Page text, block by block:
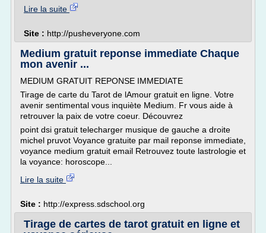
Lire la suite
Site : http://pusheveryone.com
Medium gratuit reponse immediate Chaque
mon avenir ...
MEDIUM GRATUIT REPONSE IMMEDIATE
Tirage de carte du Tarot de lAmour gratuit en ligne. Votre
avenir sentimental vous inquiète Medium. Fr vous aide à
retrouver la paix de votre coeur. Découvrez
point dsi gratuit telecharger musique de gauche a droite
michel pruvot Voyance gratuite par mail reponse immediate,
voyance medium gratuit email Retrouvez toute lastrologie et
la voyance: horoscope...
Lire la suite
Site : http://express.sdschool.org
Tirage de cartes de tarot gratuit en ligne et